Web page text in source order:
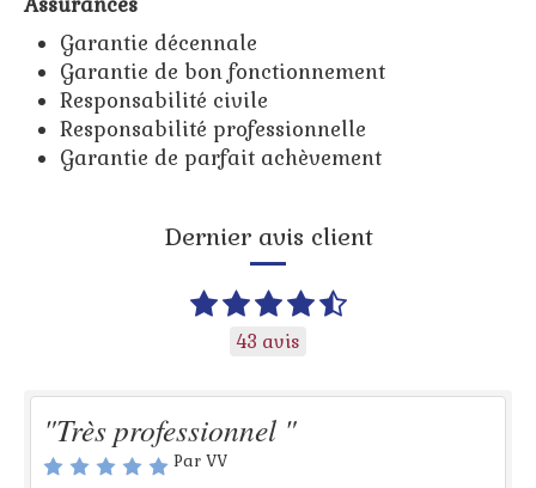
Garantie décennale
Garantie de bon fonctionnement
Responsabilité civile
Responsabilité professionnelle
Garantie de parfait achèvement
Dernier avis client
43 avis
"Très professionnel "
Par VV